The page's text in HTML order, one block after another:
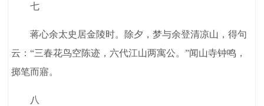
七
蒋心余太史居金陵时。除夕，梦与余登清凉山，得句
云：“三春花鸟空陈迹，六代江山两寓公。”闻山寺钟鸣，
掷笔而寤。
八